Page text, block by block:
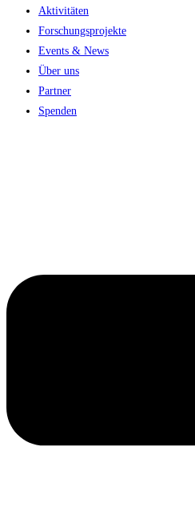
Aktivitäten
Forschungsprojekte
Events & News
Über uns
Partner
Spenden